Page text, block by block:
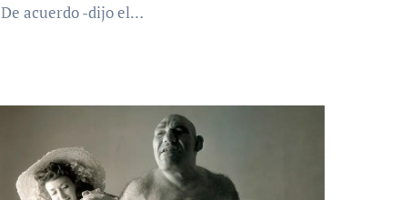
De acuerdo -dijo el…